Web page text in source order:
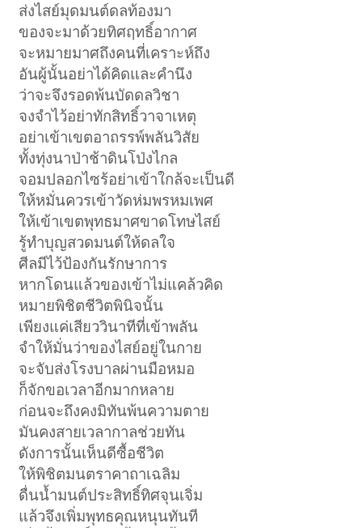
ส่งไสย์มุดมนต์ดลท้องมา
ของจะมาด้วยทิศฤทธิ์อากาศ
จะหมายมาศถึงคนที่เคราะห์ถึง
อันผู้นั้นอย่าได้คิดและคำนึง
ว่าจะจึงรอดพ้นบัดดลวิชา
จงจำไว้อย่าทักสิทธิ์วาจาเหตุ
อย่าเข้าเขตอาถรรพ์พลันวิสัย
ทั้งทุ่งนาป่าช้าดินโป่งไกล
จอมปลอกไซร้อย่าเข้าใกล้จะเป็นดี
ให้หมั่นควรเข้าวัดห่มพรหมเพศ
ให้เข้าเขตพุทธมาศขาดโทษไสย์
รู้ทำบุญสวดมนต์ให้ดลใจ
ศีลมีไว้ป้องกันรักษาการ
หากโดนแล้วของเข้าไม่แคล้วคิด
หมายพิชิตชีวิตพินิจนั้น
เพียงแค่เสียววินาทีที่เข้าพลัน
จำให้มั่นว่าของไสย์อยู่ในกาย
จะจับส่งโรงบาลผ่านมือหมอ
ก็จักขอเวลาอีกมากหลาย
ก่อนจะถึงคงมิทันพ้นความตาย
มันคงสายเวลากาลช่วยทัน
ดังการนั้นเห็นดีซื้อชีวิต
ให้พิชิตมนตราคาถาเฉลิม
ดื่นน้ำมนต์ประสิทธิ์ทิศจุนเจิ่ม
แล้วจึงเพิ่มพุทธคุณหนุนทันที